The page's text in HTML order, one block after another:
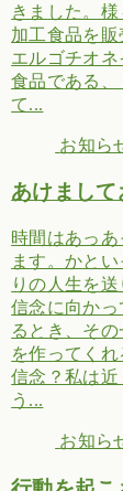
きました。
加工食品を販
エルゴチオ
食品である
て...
お知ら
あけまし
時間はあっ
ます。かと
りの人生を送
信念に向かっ
るとき、そ
を作ってく
信念？私は
う...
お知ら